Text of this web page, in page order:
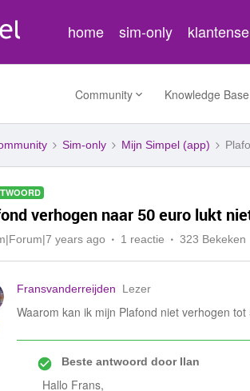
home sim-only
Community Knowledge Base
Sim-only Mijn Simpel (app)
verhogen naar 50 euro lukt
years ago 1 reactie 323 Bekeken
Fransvanderreijden Lezer
Waarom kan ik mijn Plafond niet verhogen
Beste antwoord doorIlan
Hallo Frans,